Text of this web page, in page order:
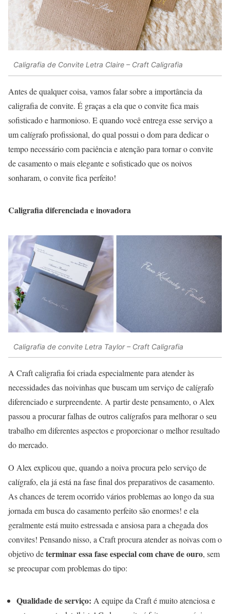
Caligrafia de Convite Letra Claire – Craft Caligrafia
Antes de qualquer coisa, vamos falar sobre a importância da
caligrafia de convite. É graças a ela que o convite fica mais
sofisticado e harmonioso. E quando você entrega esse serviço a
um calígrafo profissional, do qual possui o dom para dedicar o
tempo necessário com paciência e atenção para tornar o convite
de casamento o mais elegante e sofisticado que os noivos
sonharam, o convite fica perfeito!
Caligrafia diferenciada e inovadora
Caligrafia de convite Letra Taylor – Craft Caligrafia
A Craft caligrafia foi criada especialmente para atender às
necessidades das noivinhas que buscam um serviço de calígrafo
diferenciado e surpreendente. A partir deste pensamento, o Alex
passou a procurar falhas de outros calígrafos para melhorar o seu
trabalho em diferentes aspectos e proporcionar o melhor resultado
do mercado.
O Alex explicou que, quando a noiva procura pelo serviço de
calígrafo, ela já está na fase final dos preparativos de casamento.
As chances de terem ocorrido vários problemas ao longo da sua
jornada em busca do casamento perfeito são enormes! e ela
geralmente está muito estressada e ansiosa para a chegada dos
convites! Pensando nisso, a Craft procura atender as noivas com o
objetivo determinar essa fase especial com chave de ouro, sem
se preocupar com problemas do tipo:
Qualidade de serviço: A equipe da Craft é muito atenciosa e